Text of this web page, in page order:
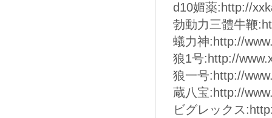
d10媚薬:http://
勃動力三體牛鞭
蟻力神:http://
狼1号:http://
狼一号:http://
蔵八宝:http://
ビグレックス